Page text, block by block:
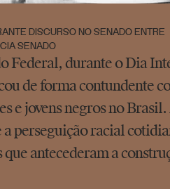
DISCURSO NO SENADO ENTRE
SENADO
Federal, durante o Dia
de forma contundente
e jovens negros no
perseguição racial
antecederam a